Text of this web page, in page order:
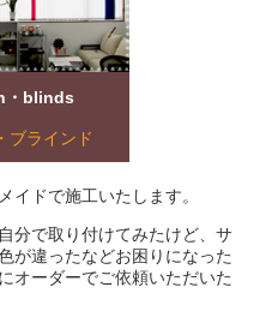
・blinds
ブラインド
イドで施工いたします。
分で取り付けてみたけど、サ
が違ったなどお困りになった
オーダーでご依頼いただいた